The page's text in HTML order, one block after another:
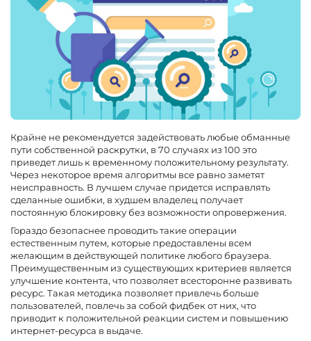
Крайне не рекомендуется задействовать любые обманные
пути собственной раскрутки, в 70 случаях из 100 это
приведет лишь к временному положительному результату.
Через некоторое время алгоритмы все равно заметят
неисправность. В лучшем случае придется исправлять
сделанные ошибки, в худшем владелец получает
постоянную блокировку без возможности опровержения.
Гораздо безопаснее проводить такие операции
естественным путем, которые предоставлены всем
желающим в действующей политике любого браузера.
Преимущественным из существующих критериев является
улучшение контента, что позволяет всесторонне развивать
ресурс. Такая методика позволяет привлечь больше
пользователей, повлечь за собой фидбек от них, что
приводит к положительной реакции систем и повышению
интернет-ресурса в выдаче.